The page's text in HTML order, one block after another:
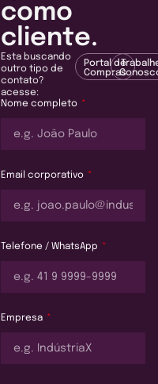
como
cliente.
Esta buscando
outro tipo de
contato?
acesse:
Portal de
Compras
Nome completo
Email corporativo
Telefone / WhatsApp
Empresa